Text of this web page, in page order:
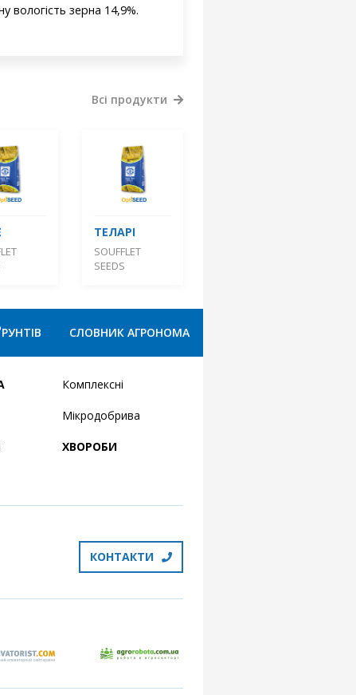
вологість зерна 14,9%.
ТЕЛАРІ
SOUFFLET
SEEDS
Всі продукти
СЛОВНИК АГРОНОМА
Комплексні
Мікродобрива
ХВОРОБИ
КОНТАКТИ